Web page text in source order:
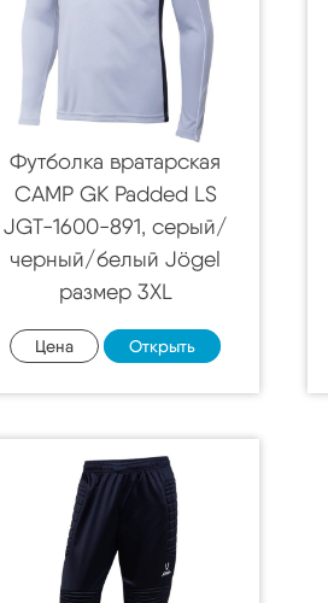
Футболка вратарская
CAMP GK Padded LS
JGT-1600-891, серый/
черный/белый Jögel
размер 3XL
Цена Открыть